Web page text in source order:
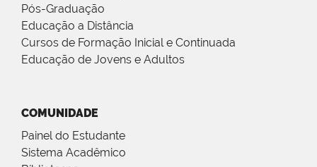
Pós-Graduação
Educação a Distância
Cursos de Formação Inicial e Continuada
Educação de Jovens e Adultos
COMUNIDADE
Painel do Estudante
Sistema Acadêmico